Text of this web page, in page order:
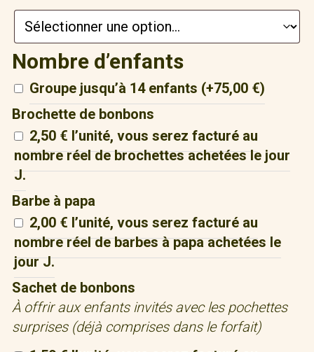
Nombre d’enfants
Groupe jusqu’à 14 enfants (+75,00 €)
Brochette de bonbons
2,50 € l’unité, vous serez facturé au
nombre réel de brochettes achetées le jour
J.
Barbe à papa
2,00 € l’unité, vous serez facturé au
nombre réel de barbes à papa achetées le
jour J.
Sachet de bonbons
À offrir aux enfants invités avec les pochettes
surprises (déjà comprises dans le forfait)